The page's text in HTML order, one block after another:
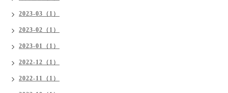
2023-03（1）
2023-02（1）
2023-01（1）
2022-12（1）
2022-11（1）